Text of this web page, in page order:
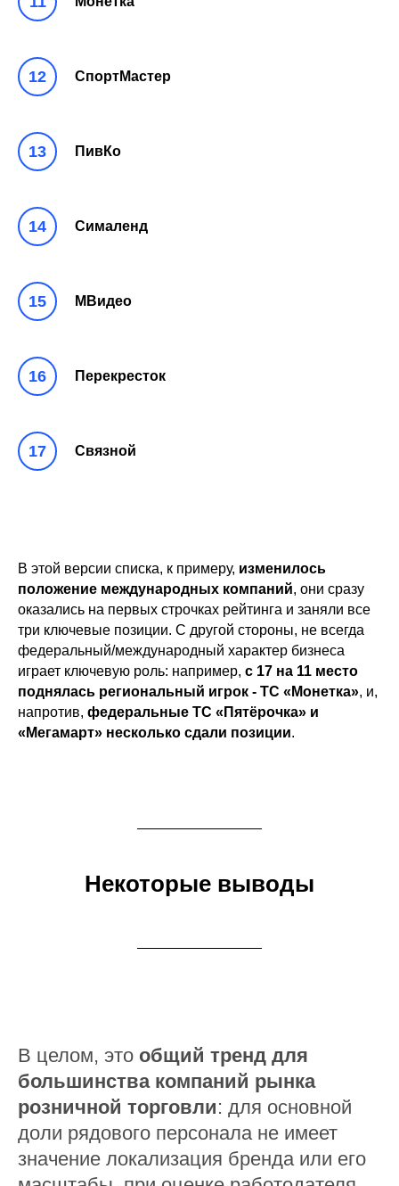
СпортМастер
ПивКо
Сималенд
МВидео
Перекресток
Связной
В этой версии списка, к примеру, изменилось
положение международных компаний, они сразу
оказались на первых строчках рейтинга и заняли все
три ключевые позиции. С другой стороны, не всегда
федеральный/международный характер бизнеса
играет ключевую роль: например, с 17 на 11 место
поднялась региональный игрок - ТС «Монетка», и,
напротив, федеральные ТС «Пятёрочка» и
«Мегамарт» несколько сдали позиции.
Некоторые выводы
В целом, это общий тренд для
большинства компаний рынка
розничной торговли: для основной
доли рядового персонала не имеет
значение локализация бренда или его